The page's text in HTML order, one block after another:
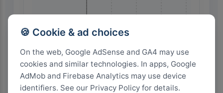
🍪 Cookie & ad choices
On the web, Google AdSense and GA4 may use
cookies and similar technologies. In apps, Google
AdMob and Firebase Analytics may use device
identifiers. See our Privacy Policy for details.
0
4
8